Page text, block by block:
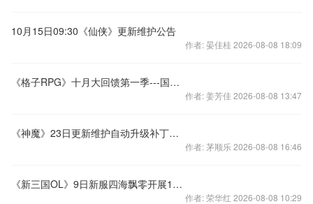
10月15日09:30《仙侠》更新维护公告
作者: 晏佳桂 2026-08-08 18:09
《格子RPG》十月大回馈第一季---国庆 下
作者: 姜芳佳 2026-08-08 13:47
《神魔》23日更新维护自动升级补丁至最新版本
作者: 茅顺乐 2026-08-08 16:46
《新三国OL》9日新服四海飘零开展14重活动
作者: 荣华红 2026-08-08 10:29